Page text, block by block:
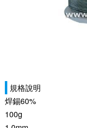
規格說明
焊錫60%
100g